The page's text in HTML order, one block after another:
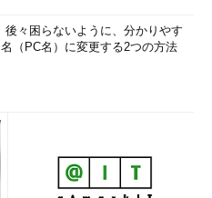
後々困らないように、分かりやす
（PC名）に変更する2つの方法